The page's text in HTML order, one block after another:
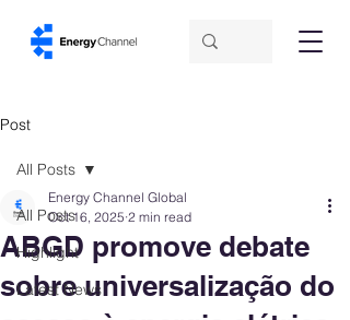
Post
All Posts
Highlight
Latest News
All Posts
ABGD promove debate
sobre universalização do
Energy Channel Global
Oct 16, 2025 2 min read